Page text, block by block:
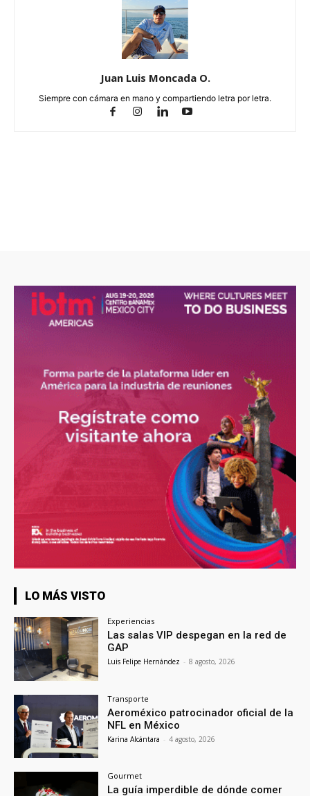
Juan Luis Moncada O.
Siempre con cámara en mano y compartiendo letra por letra.
LO MÁS VISTO
Experiencias
Las salas VIP despegan en la red de
GAP
Luis Felipe Hernández - 8 agosto, 2026
Transporte
Aeroméxico patrocinador oficial de la
NFL en México
Karina Alcántara - 4 agosto, 2026
Gourmet
La guía imperdible de dónde comer